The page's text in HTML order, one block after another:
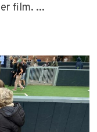
film. ...